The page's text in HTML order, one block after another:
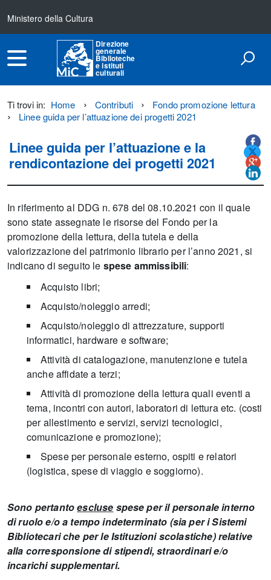
Ministero della Cultura
Direzione
generale
Biblioteche
e istituti
culturali
Ti trovi in: Home Contributi
Fondo promozione lettura
Linee guida per l’attuazione dei progetti 2021
Titolo+CondividiSu
Titolo CondividiSu
Linee guida per l’attuazione e la
rendicontazione dei progetti 2021
In riferimento al DDG n. 678 del 08.10.2021 con il quale
sono state assegnate le risorse del Fondo per la
promozione della lettura, della tutela e della
valorizzazione del patrimonio librario per l’anno 2021, si
indicano di seguito le spese ammissibili:
Acquisto libri;
Acquisto/noleggio arredi;
Acquisto/noleggio di attrezzature, supporti
informatici, hardware e software;
Attività di catalogazione, manutenzione e tutela
anche affidate a terzi;
Attività di promozione della lettura quali eventi a
tema, incontri con autori, laboratori di lettura etc. (costi
per allestimento e servizi, servizi tecnologici,
comunicazione e promozione);
Spese per personale esterno, ospiti e relatori
(logistica, spese di viaggio e soggiorno).
Sono pertantoescluse spese per il personale interno
di ruolo e/o a tempo indeterminato (sia per i Sistemi
Bibliotecari che per le Istituzioni scolastiche) relative
alla corresponsione di stipendi, straordinari e/o
incarichi supplementari.